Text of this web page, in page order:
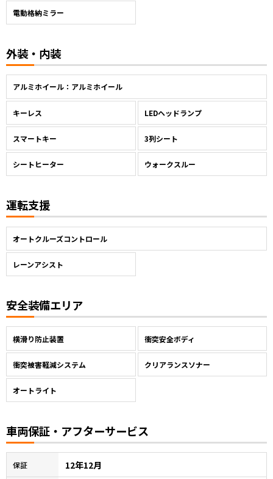
電動格納ミラー
外装・内装
アルミホイール：アルミホイール
キーレス LEDヘッドランプ
スマートキー 3列シート
シートヒーター ウォークスルー
運転支援
オートクルーズコントロール
レーンアシスト
安全装備エリア
横滑り防止装置 衝突安全ボディ
衝突被害軽減システム クリアランスソナー
オートライト
車両保証・アフターサービス
保証 12年12月